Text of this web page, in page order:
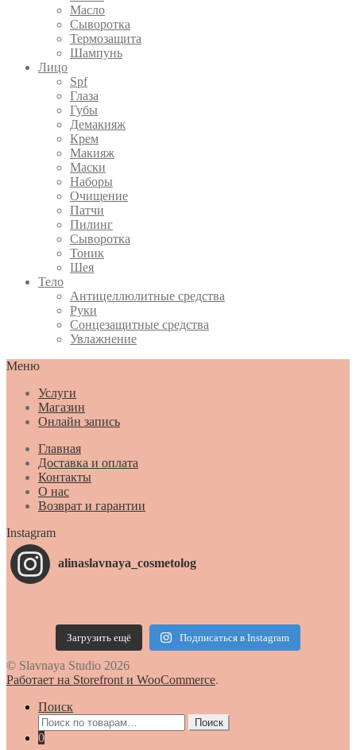
Масло
Сыворотка
Термозащита
Шампунь
Лицо
Spf
Глаза
Губы
Демакияж
Крем
Макияж
Маски
Наборы
Очищение
Патчи
Пилинг
Сыворотка
Тоник
Шея
Тело
Антицеллюлитные средства
Руки
Сонцезащитные средства
Увлажнение
Меню
Услуги
Магазин
Онлайн запись
Главная
Доставка и оплата
Контакты
О нас
Возврат и гарантии
Instagram
alinaslavnaya_cosmetolog
Загрузить ещё Подписаться в Instagram
© Slavnaya Studio 2026
Работает на Storefront и WooCommerce.
Поиск
Искать:
Поиск
0